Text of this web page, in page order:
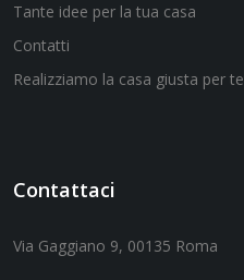
Tante idee per la tua casa
Contatti
Realizziamo la casa giusta per te
Contattaci
Via Gaggiano 9, 00135 Roma